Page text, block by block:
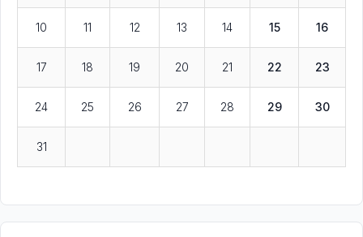
10 11 12 13 14 15 16
17 18 19 20 21 22 23
24 25 26 27 28 29 30
31